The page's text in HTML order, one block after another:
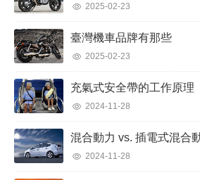
2025-02-23
臺灣機車品牌有那些
2025-02-23
充氣式安全帶的工作原理
2024-11-28
混合動力 vs. 插電式混合
2024-11-28